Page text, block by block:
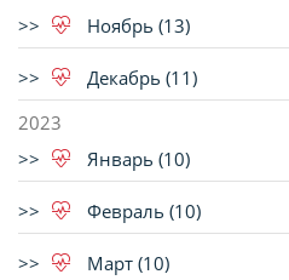
Ноябрь (13)
Декабрь (11)
2023
Январь (10)
Февраль (10)
Март (10)